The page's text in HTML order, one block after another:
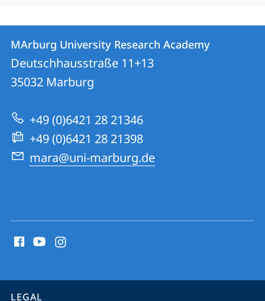
Contact
Contact
details
MArburg
University
Research
Academy
MArburg University Research Academy
Deutschhausstraße 11+13
35032 Marburg
+49 (0)6421 28 21346
+49 (0)6421 28 21398
mara@uni-marburg.de
media
information
service
LEGAL